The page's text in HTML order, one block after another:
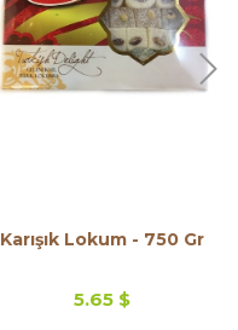
Karışık Lokum - 750 Gr
5.65 $